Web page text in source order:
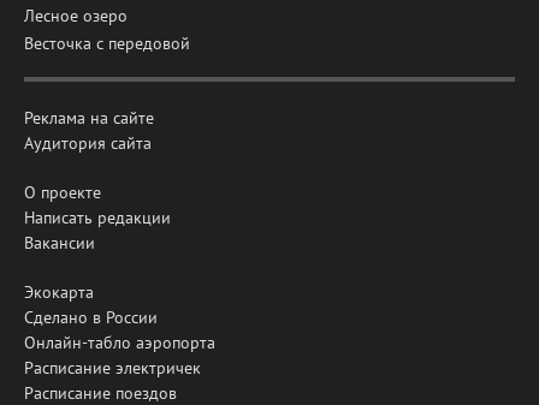
Лесное озеро
Весточка с передовой
Реклама на сайте
Аудитория сайта
О проекте
Написать редакции
Вакансии
Экокарта
Сделано в России
Онлайн-табло аэропорта
Расписание электричек
Расписание поездов